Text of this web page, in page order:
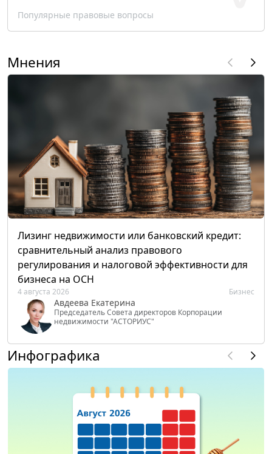
Популярные правовые вопросы
Мнения
Лизинг недвижимости или банковский кредит:
сравнительный анализ правового
регулирования и налоговой эффективности для
бизнеса на ОСН
4 августа 2026 Бизнес
Авдеева Екатерина
Председатель Совета директоров Корпорации
недвижимости "АСТОРИУС"
Инфографика